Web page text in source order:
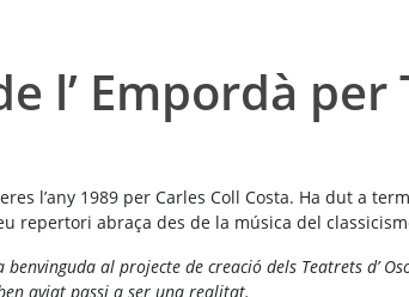
l’ Empordà per
l’any 1989 per Carles Coll Costa. Ha dut a
repertori abraça des de la música del
benvinguda al projecte de creació dels Teatrets d’
aviat passi a ser una realitat.